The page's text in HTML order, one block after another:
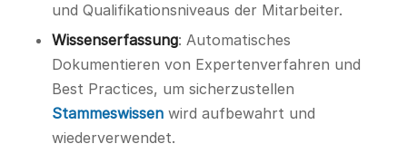
und Qualifikationsniveaus der Mitarbeiter.
Wissenserfassung: Automatisches
Dokumentieren von Expertenverfahren und
Best Practices, um sicherzustellen
Stammeswissenwird aufbewahrt und
wiederverwendet.